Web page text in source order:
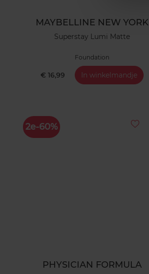
MAYBELLINE NEW YORK
Superstay Lumi Matte
Foundation
€ 16,99 In winkelmandje
2e-60%
PHYSICIAN FORMULA